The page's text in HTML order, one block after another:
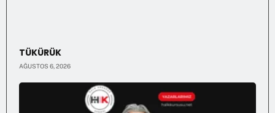
TÜKÜRÜK
AĞUSTOS 6, 2026